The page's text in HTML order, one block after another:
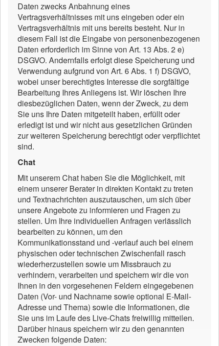
Daten zwecks Anbahnung eines
Vertragsverhältnisses mit uns eingeben oder ein
Vertragsverhältnis mit uns bereits besteht. Nur in
diesem Fall ist die Eingabe von personenbezogenen
Daten erforderlich im Sinne von Art. 13 Abs. 2 e)
DSGVO. Andernfalls erfolgt diese Speicherung und
Verwendung aufgrund von Art. 6 Abs. 1 f) DSGVO,
wobei unser berechtigtes Interesse die sorgfältige
Bearbeitung Ihres Anliegens ist. Wir löschen Ihre
diesbezüglichen Daten, wenn der Zweck, zu dem
Sie uns Ihre Daten mitgeteilt haben, erfüllt oder
erledigt ist und wir nicht aus gesetzlichen Gründen
zur weiteren Speicherung berechtigt oder verpflichtet
sind.
Chat
Mit unserem Chat haben Sie die Möglichkeit, mit
einem unserer Berater in direkten Kontakt zu treten
und Textnachrichten auszutauschen, um sich über
unsere Angebote zu informieren und Fragen zu
stellen. Um Ihre individuellen Anfragen verlässlich
bearbeiten zu können, um den
Kommunikationsstand und -verlauf auch bei einem
physischen oder technischen Zwischenfall rasch
wiederherzustellen sowie um Missbrauch zu
verhindern, verarbeiten und speichern wir die von
Ihnen in den vorgesehenen Feldern eingegebenen
Daten (Vor- und Nachname sowie optional E-Mail-
Adresse und Thema) sowie die Informationen, die
Sie uns im Laufe des Live-Chats freiwillig mitteilen.
Darüber hinaus speichern wir zu den genannten
Zwecken folgende Daten: